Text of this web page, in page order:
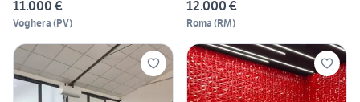
11.000 €
Voghera (PV)
12.000 €
Roma (RM)